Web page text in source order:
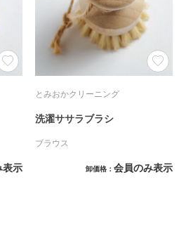
表示
とみおかクリーニング
洗濯ササラブラシ
ブラウス
卸価格 会員のみ表示